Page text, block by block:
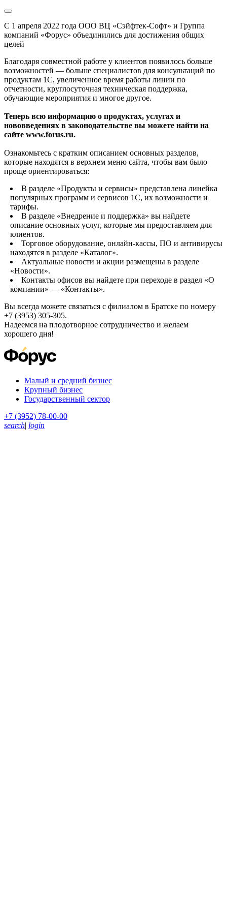
С 1 апреля 2022 года ООО ВЦ «Сэйфтек-Софт» и Группа
компаний «Форус» объединились для достижения общих
целей
Благодаря совместной работе у клиентов появилось больше
возможностей — больше специалистов для консультаций по
продуктам 1С, увеличенное время работы линии по
отчетности, круглосуточная техническая поддержка,
обучающие мероприятия и многое другое.
Теперь всю информацию о продуктах, услугах и
нововведениях в законодательстве вы можете найти на
сайте www.forus.ru.
Ознакомьтесь с кратким описанием основных разделов,
которые находятся в верхнем меню сайта, чтобы вам было
проще ориентироваться:
В разделе «Продукты и сервисы» представлена линейка
популярных программ и сервисов 1С, их возможности и
тарифы.
В разделе «Внедрение и поддержка» вы найдете
описание основных услуг, которые мы предоставляем для
клиентов.
Торговое оборудование, онлайн-кассы, ПО и антивирусы
находятся в разделе «Каталог».
Актуальные новости и акции размещены в разделе
«Новости».
Контакты офисов вы найдете при переходе в раздел «О
компании» — «Контакты».
Вы всегда можете связаться с филиалом в Братске по номеру
+7 (3953) 305-305.
Надеемся на плодотворное сотрудничество и желаем
хорошего дня!
Малый и средний бизнес
Крупный бизнес
Государственный сектор
+7 (3952) 78-00-00
search| login